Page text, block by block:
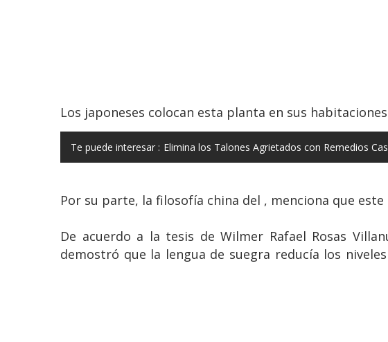
Los japoneses colocan esta planta en sus
Te puede interesar : Elimina los Talones Agrietados con Remedios
Por su parte, la filosofía china del , menciona que
De acuerdo a la tesis de Wilmer Rafael Rosas
demostró que la lengua de suegra reducía los